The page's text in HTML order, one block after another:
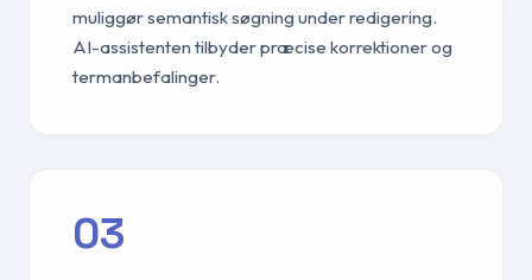
muliggør semantisk søgning under redigering.
AI-assistenten tilbyder præcise korrektioner og
termanbefalinger.
03